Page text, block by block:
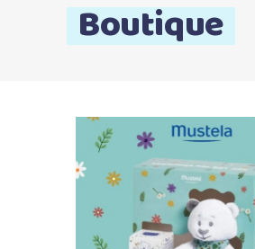
Boutique